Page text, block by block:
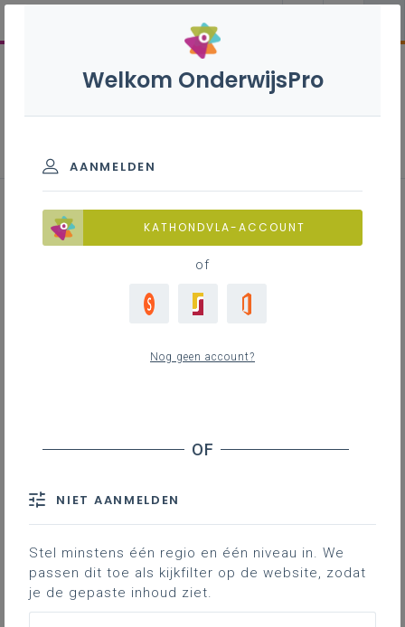
Visie
werking op school.
Welkom OnderwijsPro
AANMELDEN
KATHONDVLA-ACCOUNT
of
Nog geen account?
NIET AANMELDEN
Stel minstens één regio en één niveau in. We
passen dit toe als kijkfilter op de website, zodat
je de gepaste inhoud ziet.